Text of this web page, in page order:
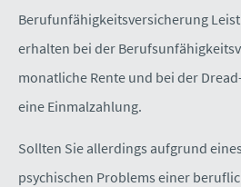
Berufunfähigkeitsversicherung
erhalten bei der
monatliche Rente und bei der
eine Einmalzahlung.
Sollten Sie allerdings aufgrund
psychischen Problems einer